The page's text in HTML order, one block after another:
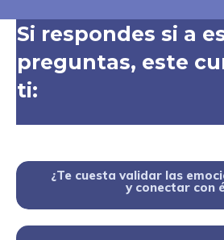
Si respondes si a
preguntas, este
ti:
¿Te cuesta validar las
y conectar con